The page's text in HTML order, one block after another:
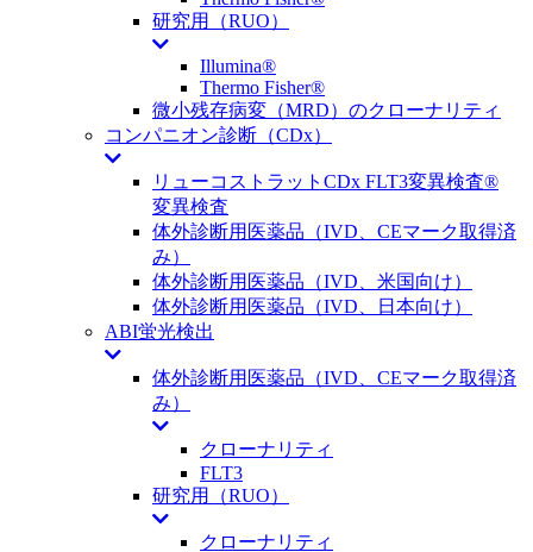
研究用（RUO）
Illumina®
Thermo Fisher®
微小残存病変（MRD）のクローナリティ
コンパニオン診断（CDx）
リューコストラットCDx FLT3変異検査®
変異検査
体外診断用医薬品（IVD、CEマーク取得済
み）
体外診断用医薬品（IVD、米国向け）
体外診断用医薬品（IVD、日本向け）
ABI蛍光検出
体外診断用医薬品（IVD、CEマーク取得済
み）
クローナリティ
FLT3
研究用（RUO）
クローナリティ